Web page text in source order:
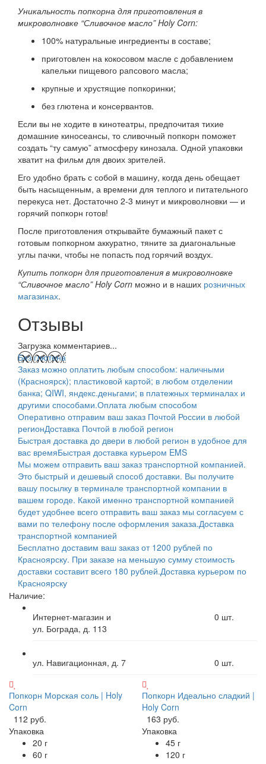
Уникальность попкорна для приготовления в
микроволновке “Сливочное масло” Holy Corn:
100% натуральные ингредиенты в составе;
приготовлен на кокосовом масле с добавлением
капельки пищевого рапсового масла;
крупные и хрустящие попкоринки;
без глютена и консервантов.
Если вы не ходите в кинотеатры, предпочитая тихие
домашние киносеансы, то сливочный попкорн поможет
создать “ту самую” атмосферу кинозала. Одной упаковки
хватит на фильм для двоих зрителей.
Его удобно брать с собой в машину, когда день обещает
быть насыщенным, а времени для теплого и питательного
перекуса нет. Достаточно 2-3 минут и микроволновки — и
горячий попкорн готов!
После приготовления открывайте бумажный пакет с
готовым попкорном аккуратно, тяните за диагональные
углы пачки, чтобы не попасть под горячий воздух.
Купить попкорн для приготовления в микроволновке
“Сливочное масло” Holy Corn можно и в наших розничных
магазинах.
Отзывы
Загрузка комментариев...
Без глютена
Заказ можно оплатить любым способом: наличными
(Красноярск); пластиковой картой; в любом отделении
банка; QIWI, яндекс.деньгами; в платежных терминалах и
другими способами.Оплата любым способом
Оперативно отправим ваш заказ Почтой России в любой
регионДоставка Почтой в любой регион
Быстрая доставка до двери в любой регион в удобное для
вас времяБыстрая доставка курьером EMS
Мы можем отправить ваш заказ транспортной компанией.
Это быстрый и дешевый способ доставки. Вы получите
вашу посылку в терминале транспортной компании в
вашем городе. Какой именно транспортной компанией
будет удобнее всего отправить ваш заказ мы согласуем с
вами по телефону после оформления заказа.Доставка
транспортной компанией
Бесплатно доставим ваш заказ от 1200 рублей по
Красноярску. При заказе на меньшую сумму стоимость
доставки составит всего 180 рублей.Доставка курьером по
Красноярску
Наличие:
Интернет-магазин и
ул. Бограда, д. 113
0 шт.
ул. Навигационная, д. 7 0 шт.
Попкорн Морская соль | Holy
Corn
112 руб.
Упаковка
20 г
60 г
Попкорн Идеально сладкий |
Holy Corn
163 руб.
Упаковка
45 г
120 г